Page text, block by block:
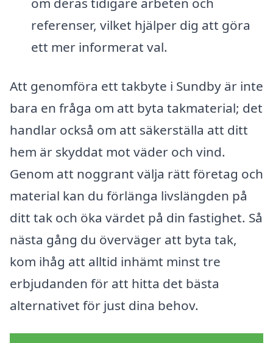
referenser, vilket hjälper dig att göra
ett mer informerat val.
Att genomföra ett takbyte i Sundby är inte
bara en fråga om att byta takmaterial; det
handlar också om att säkerställa att ditt
hem är skyddat mot väder och vind.
Genom att noggrant välja rätt företag och
material kan du förlänga livslängden på
ditt tak och öka värdet på din fastighet. Så
nästa gång du överväger att byta tak,
kom ihåg att alltid inhämt minst tre
erbjudanden för att hitta det bästa
alternativet för just dina behov.